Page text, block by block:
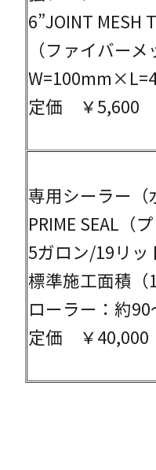
6”JOINT MESH
（ファイバーメ
定価 ￥5,600
専用シーラー（
PRIME SEAL（
5ガロン/19リ
標準施工面積（
ローラー：約
定価 ￥40,000